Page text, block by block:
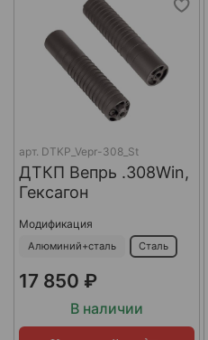
арт. DTKP_Vepr-308_St
ДТКП Вепрь .308Win,
Гексагон
Модификация
Алюминий+сталь Сталь
17 850 ₽
В наличии